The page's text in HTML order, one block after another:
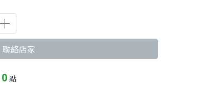
聯絡店家
0 點